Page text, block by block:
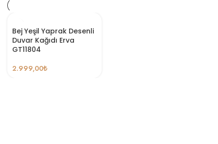
Bej Yeşil Yaprak Desenli
Duvar Kağıdı Erva
GT11804
2.999,00₺